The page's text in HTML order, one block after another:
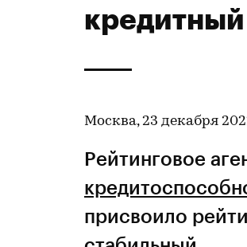
Москва, 23 декабря
Рейтинговое
присвоило